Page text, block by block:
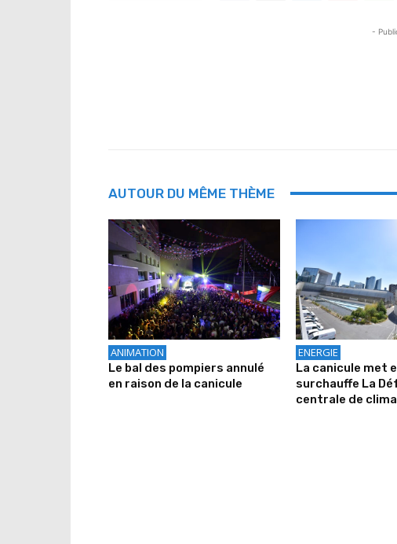
-
AUTOUR DU MÊME THÈME
ANIMATION
Le bal des pompiers annulé
en raison de la canicule
ENERGIE
La canicule met
surchauffe La
centrale de